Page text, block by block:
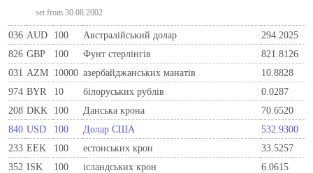
set from 30.08.2002
036 AUD 100 Австралійський долар
294.2025
826 GBP 100 Фунт стерлінгів
821.8126
031 AZM 10000 азербайджанських манатів
10.8828
974 BYR 10 білоруських рублів
0.0287
208 DKK 100 Данська крона
70.6520
840 USD 100 Долар США
532.9300
233 EEK 100 естонських крон
33.5257
352 ISK 100 ісландських крон
6.0615